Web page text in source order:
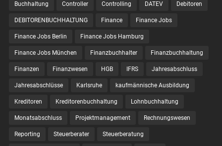
Buchhaltung Controller Controlling DATEV Debitoren
DEBITORENBUCHHALTUNG Finance Finance Jobs
Finance Jobs Berlin Finance Jobs Hamburg
Finance Jobs München Finanzbuchhalter Finanzbuchhaltung
Finanzen Finanzwesen HGB IFRS Jahresabschluss
Jahresabschlüsse Karlsruhe kaufmännische Ausbildung
Kreditoren Kreditorenbuchhaltung Lohnbuchhaltung
Monatsabschluss Projektmanagement Rechnungswesen
Reporting Steuerberater Steuerberatung